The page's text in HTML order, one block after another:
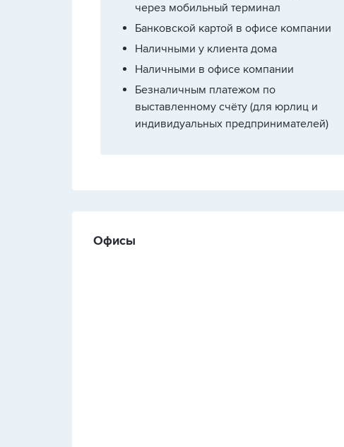
через мобильный терминал
Банковской картой в офисе компании
Наличными у клиента дома
Наличными в офисе компании
Безналичным платежом по
выставленному счёту (для юрлиц и
индивидуальных предпринимателей)
Офисы